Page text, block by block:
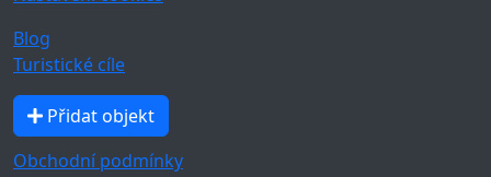
Blog
Turistické cíle
Přidat objekt
Obchodní podmínky